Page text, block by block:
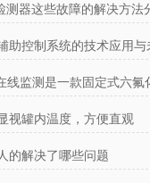
测器这些故障的解决方法
助控制系统的技术应用与
线监测是一款固定式六氟
视罐内温度，方便直观
的解决了哪些问题